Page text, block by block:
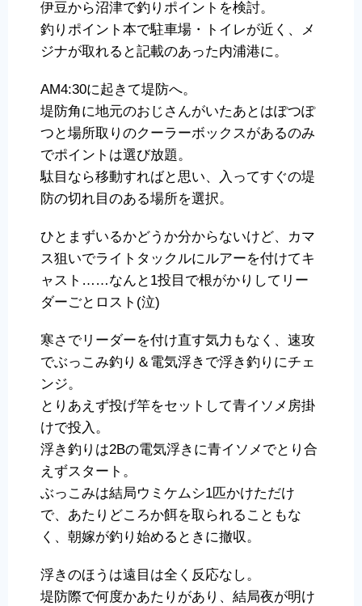
伊豆から沼津で釣りポイントを検討。
釣りポイント本で駐車場・トイレが近く、メ
ジナが取れると記載のあった内浦港に。
AM4:30に起きて堤防へ。
堤防角に地元のおじさんがいたあとはぽつぽ
つと場所取りのクーラーボックスがあるのみ
でポイントは選び放題。
駄目なら移動すればと思い、入ってすぐの堤
防の切れ目のある場所を選択。
ひとまずいるかどうか分からないけど、カマ
ス狙いでライトタックルにルアーを付けてキ
ャスト……なんと1投目で根がかりしてリー
ダーごとロスト(泣)
寒さでリーダーを付け直す気力もなく、速攻
でぶっこみ釣り＆電気浮きで浮き釣りにチェ
ンジ。
とりあえず投げ竿をセットして青イソメ房掛
けで投入。
浮き釣りは2Bの電気浮きに青イソメでとり合
えずスタート。
ぶっこみは結局ウミケムシ1匹かけただけ
で、あたりどころか餌を取られることもな
く、朝嫁が釣り始めるときに撤収。
浮きのほうは遠目は全く反応なし。
堤防際で何度かあたりがあり、結局夜が明け